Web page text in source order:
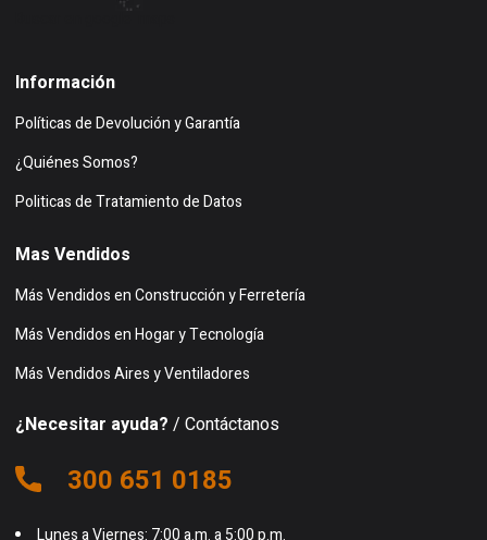
Información
Políticas de Devolución y Garantía
¿Quiénes Somos?
Politicas de Tratamiento de Datos
Mas Vendidos
Más Vendidos en Construcción y Ferretería
Más Vendidos en Hogar y Tecnología
Más Vendidos Aires y Ventiladores
¿Necesitar ayuda? / Contáctanos
300 651 0185
Lunes a Viernes: 7:00 a.m. a 5:00 p.m.